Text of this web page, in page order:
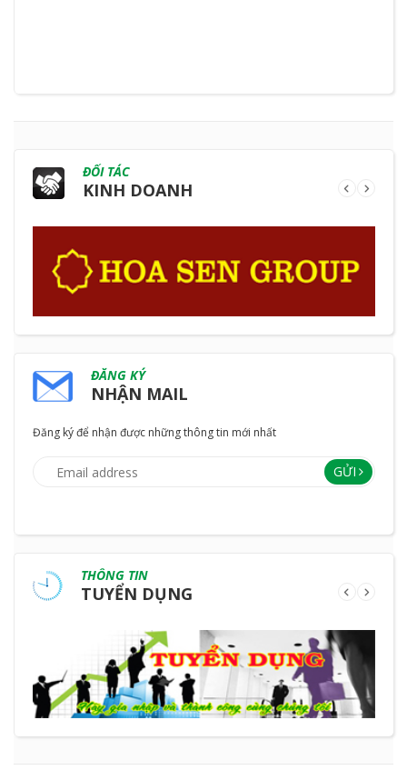
ĐỐI TÁC
KINH DOANH
ĐĂNG KÝ
NHẬN MAIL
Đăng ký để nhận được những thông tin mới nhất
GỬI
THÔNG TIN
TUYỂN DỤNG